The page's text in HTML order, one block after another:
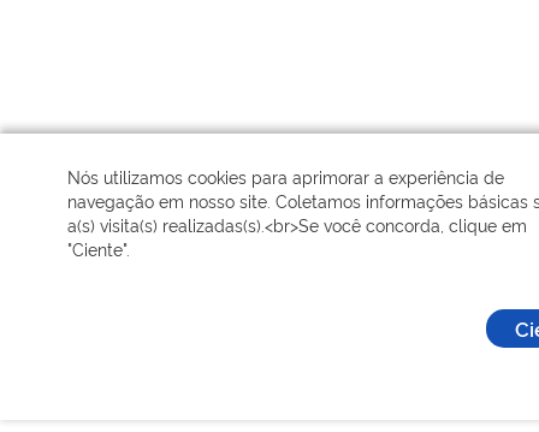
Nós utilizamos cookies para aprimorar a experiência de
navegação em nosso site. Coletamos informações básicas
a(s) visita(s) realizadas(s).<br>Se você concorda, clique em
"Ciente".